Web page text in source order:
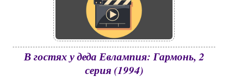
В гостях у деда Евлампия: Гармонь, 2
серия (1994)